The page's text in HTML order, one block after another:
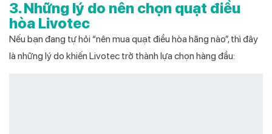
3. Những lý do nên chọn quạt điều
hòa Livotec
Nếu bạn đang tự hỏi “nên mua quạt điều hòa hãng nào”, thì đây
là những lý do khiến Livotec trở thành lựa chọn hàng đầu: